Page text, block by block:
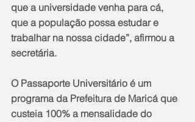
que a universidade venha para cá,
que a população possa estudar e
trabalhar na nossa cidade”, afirmou a
secretária.
O Passaporte Universitário é um
programa da Prefeitura de Maricá que
custeia 100% a mensalidade do